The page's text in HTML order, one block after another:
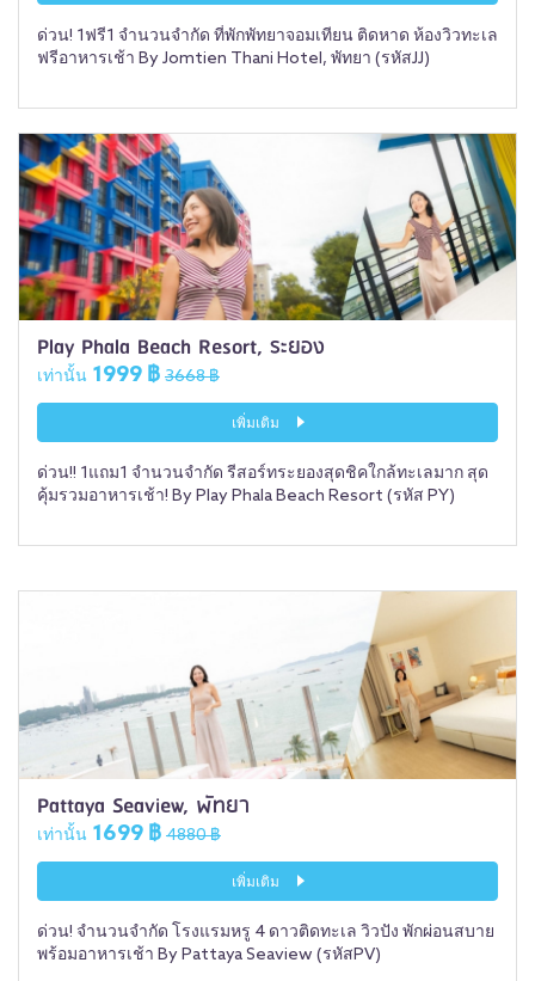
ด่วน! 1ฟรี1 จำนวนจำกัด ที่พักพัทยาจอมเทียน ติดหาด ห้องวิวทะเล
ฟรีอาหารเช้า By Jomtien Thani Hotel, พัทยา (รหัสJJ)
Play Phala Beach Resort, ระยอง
เท่านั้น 1999 ฿ 3668 ฿
เพิ่มเติม
ด่วน!! 1แถม1 จำนวนจำกัด รีสอร์ทระยองสุดชิคใกล้ทะเลมาก สุด
คุ้มรวมอาหารเช้า! By Play Phala Beach Resort (รหัส PY)
Pattaya Seaview, พัทยา
เท่านั้น 1699 ฿ 4880 ฿
เพิ่มเติม
ด่วน! จำนวนจำกัด โรงแรมหรู 4 ดาวติดทะเล วิวปัง พักผ่อนสบาย
พร้อมอาหารเช้า By Pattaya Seaview (รหัสPV)